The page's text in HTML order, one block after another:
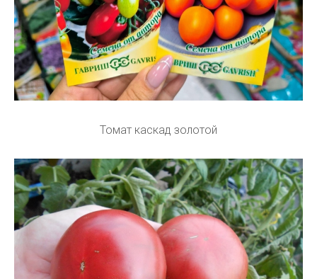
Томат каскад золотой